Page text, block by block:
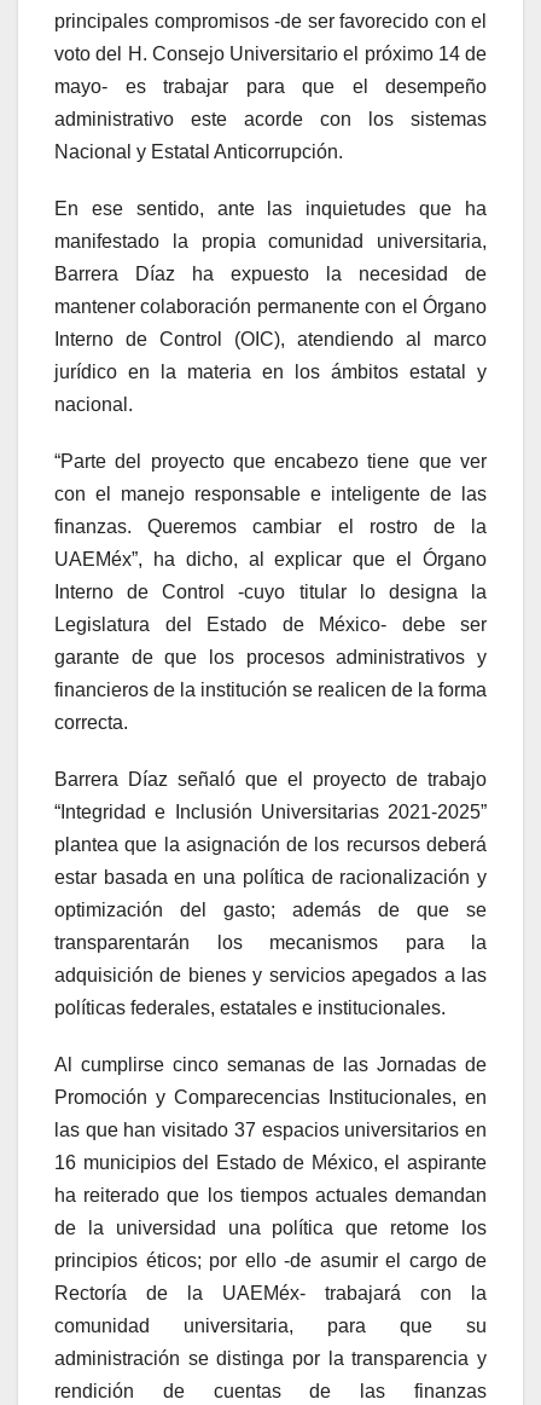
principales compromisos -de ser favorecido con el
voto del H. Consejo Universitario el próximo 14 de
mayo- es trabajar para que el desempeño
administrativo este acorde con los sistemas
Nacional y Estatal Anticorrupción.
En ese sentido, ante las inquietudes que ha
manifestado la propia comunidad universitaria,
Barrera Díaz ha expuesto la necesidad de
mantener colaboración permanente con el Órgano
Interno de Control (OIC), atendiendo al marco
jurídico en la materia en los ámbitos estatal y
nacional.
“Parte del proyecto que encabezo tiene que ver
con el manejo responsable e inteligente de las
finanzas. Queremos cambiar el rostro de la
UAEMéx”, ha dicho, al explicar que el Órgano
Interno de Control -cuyo titular lo designa la
Legislatura del Estado de México- debe ser
garante de que los procesos administrativos y
financieros de la institución se realicen de la forma
correcta.
Barrera Díaz señaló que el proyecto de trabajo
“Integridad e Inclusión Universitarias 2021-2025”
plantea que la asignación de los recursos deberá
estar basada en una política de racionalización y
optimización del gasto; además de que se
transparentarán los mecanismos para la
adquisición de bienes y servicios apegados a las
políticas federales, estatales e institucionales.
Al cumplirse cinco semanas de las Jornadas de
Promoción y Comparecencias Institucionales, en
las que han visitado 37 espacios universitarios en
16 municipios del Estado de México, el aspirante
ha reiterado que los tiempos actuales demandan
de la universidad una política que retome los
principios éticos; por ello -de asumir el cargo de
Rectoría de la UAEMéx- trabajará con la
comunidad universitaria, para que su
administración se distinga por la transparencia y
rendición de cuentas de las finanzas